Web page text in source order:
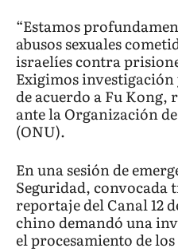
“Estamos
abusos sexuales
israelíes contra
Exigimos investigación
de acuerdo a Fu Kong,
ante la Organización
(ONU).
En una sesión de
Seguridad, convocada
reportaje del Canal 12
chino demandó una
el procesamiento de